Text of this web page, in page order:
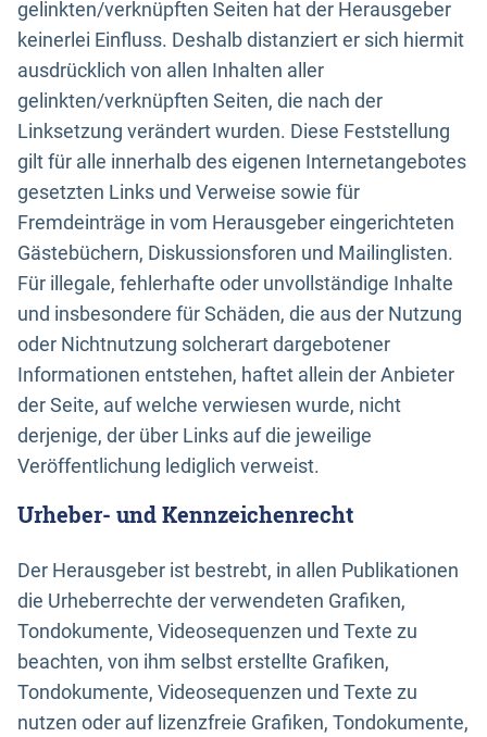
gelinkten/verknüpften Seiten hat der Herausgeber
keinerlei Einfluss. Deshalb distanziert er sich hiermit
ausdrücklich von allen Inhalten aller
gelinkten/verknüpften Seiten, die nach der
Linksetzung verändert wurden. Diese Feststellung
gilt für alle innerhalb des eigenen Internetangebotes
gesetzten Links und Verweise sowie für
Fremdeinträge in vom Herausgeber eingerichteten
Gästebüchern, Diskussionsforen und Mailinglisten.
Für illegale, fehlerhafte oder unvollständige Inhalte
und insbesondere für Schäden, die aus der Nutzung
oder Nichtnutzung solcherart dargebotener
Informationen entstehen, haftet allein der Anbieter
der Seite, auf welche verwiesen wurde, nicht
derjenige, der über Links auf die jeweilige
Veröffentlichung lediglich verweist.
Urheber- und Kennzeichenrecht
Der Herausgeber ist bestrebt, in allen Publikationen
die Urheberrechte der verwendeten Grafiken,
Tondokumente, Videosequenzen und Texte zu
beachten, von ihm selbst erstellte Grafiken,
Tondokumente, Videosequenzen und Texte zu
nutzen oder auf lizenzfreie Grafiken, Tondokumente,